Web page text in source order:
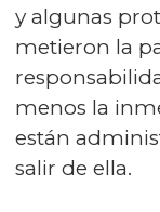
y algunas
metieron la
menos la
están
salir de ella.